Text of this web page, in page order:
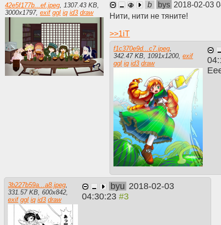
42e5f177b...ef.jpeg, 1307.43 KB,
3000x1797, exif ggl iq id3 draw
b bys 2018-02-03
Нити, нити не тяните!
>>1iT
f1c370e9d...c7.jpeg
342.47 KB
1091x1200 ,exif
ggl iq id3 draw
3b227b59a...a8.jpeg,
331.57 KB, 600x842,
exif ggl iq id3 draw
byu 2018-02-03
04:30:23